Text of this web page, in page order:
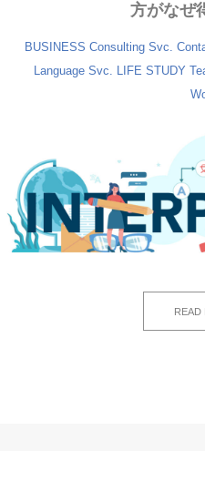
方がなぜ
BUSINESS Consulting Svc.
Language Svc. LIFE STUDY
READ